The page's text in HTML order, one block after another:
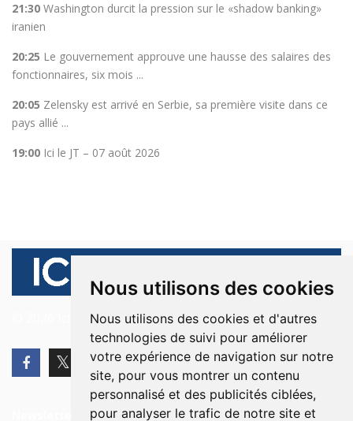
Nous utilisons des cookies
Nous utilisons des cookies et d'autres
technologies de suivi pour améliorer
votre expérience de navigation sur notre
site, pour vous montrer un contenu
personnalisé et des publicités ciblées,
pour analyser le trafic de notre site et
21:30 Washington durcit la pression sur le «shadow banking»
iranien
20:25 Le gouvernement approuve une hausse des salaires des
fonctionnaires, six mois ...
20:05 Zelensky est arrivé en Serbie, sa première visite dans ce
pays allié ...
19:00 Ici le JT – 07 août 2026
© 2026 Ici Beyrouth. Tous les droits sont réservés.